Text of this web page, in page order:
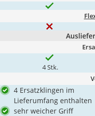
4 Stk.
4 Ersatzklingen im
Lieferumfang enthalten
sehr weicher Griff